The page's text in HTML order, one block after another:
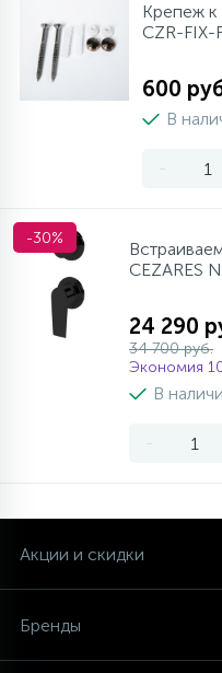
Крепеж к
CZR-FIX-
600
В
-
-30%
CEZARES
24 290
34 700 руб.
Экономия
В
-
Акции и скидки
Бренды